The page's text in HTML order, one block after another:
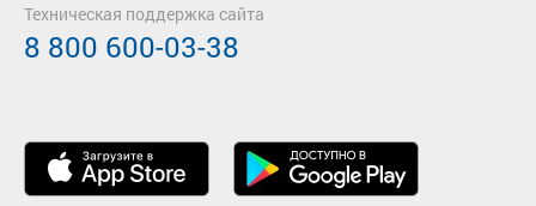
Техническая поддержка сайта
8 800 600-03-38